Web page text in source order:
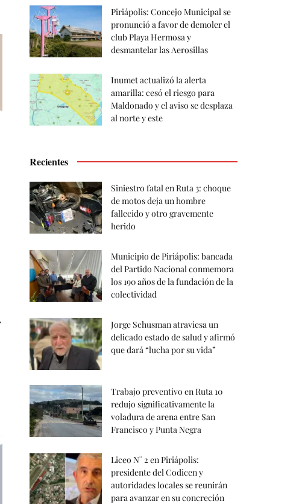
Piriápolis: Concejo Municipal se
pronunció a favor de demoler el
club Playa Hermosa y
desmantelar las Aerosillas
Inumet actualizó la alerta
amarilla: cesó el riesgo para
Maldonado y el aviso se desplaza
al norte y este
Recientes
Siniestro fatal en Ruta 3: choque
de motos deja un hombre
fallecido y otro gravemente
herido
Municipio de Piriápolis: bancada
del Partido Nacional conmemora
los 190 años de la fundación de la
colectividad
Jorge Schusman atraviesa un
delicado estado de salud y afirmó
que dará “lucha por su vida”
Trabajo preventivo en Ruta 10
redujo significativamente la
voladura de arena entre San
Francisco y Punta Negra
Liceo N° 2 en Piriápolis:
presidente del Codicen y
autoridades locales se reunirán
para avanzar en su concreción